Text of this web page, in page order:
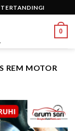
0
REM MOTOR